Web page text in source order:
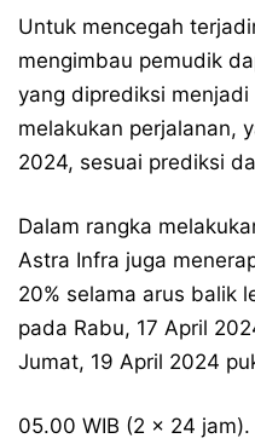
Untuk mencegah
mengimbau pemudik
yang diprediksi
melakukan perjalanan,
2024, sesuai prediksi
Dalam rangka
Astra Infra juga
20% selama arus balik
pada Rabu, 17 April
Jumat, 19 April 2024
05.00 WIB (2 x 24